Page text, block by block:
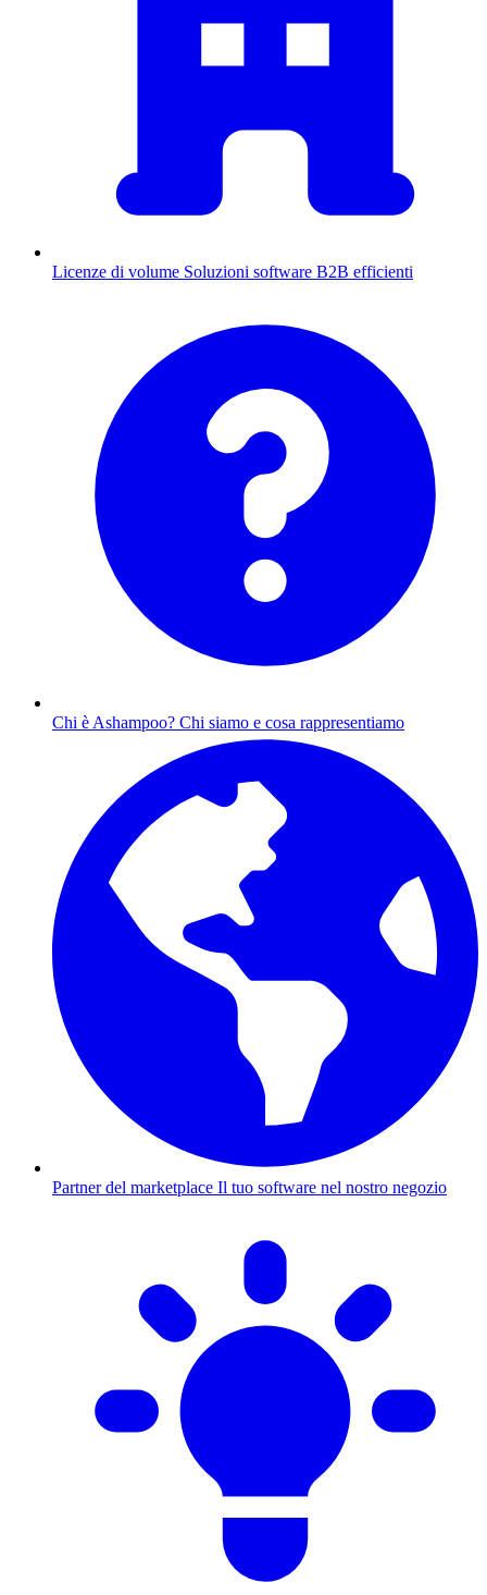
Licenze di volume Soluzioni software B2B efficienti
Chi è Ashampoo? Chi siamo e cosa rappresentiamo
Partner del marketplace Il tuo software nel nostro negozio